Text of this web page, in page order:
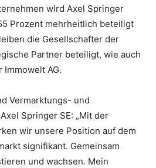
wird Axel Springer
Prozent mehrheitlich beteiligt
die Gesellschafter der
Partner beteiligt, wie auch
AG.
Vermarktungs- und
Springer SE: „Mit der
wir unsere Position auf dem
signifikant. Gemeinsam
und wachsen. Mein